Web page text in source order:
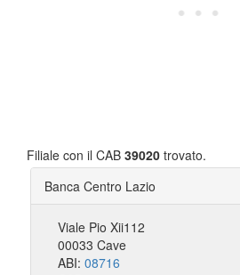
Filiale con il CAB 39020 trovato.
Banca Centro Lazio
Viale Pio Xii112
00033 Cave
ABI: 08716